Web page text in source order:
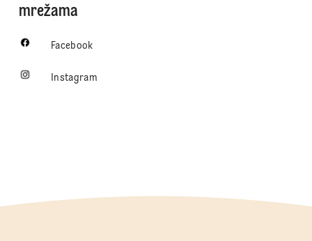
mrežama
Facebook
Instagram